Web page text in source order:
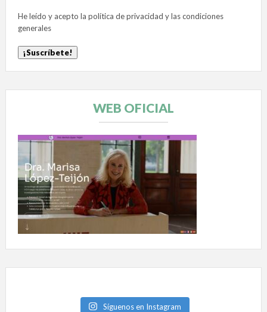
He leído y acepto la política de privacidad y lascondiciones
generales
WEB OFICIAL
Síguenos en Instagram